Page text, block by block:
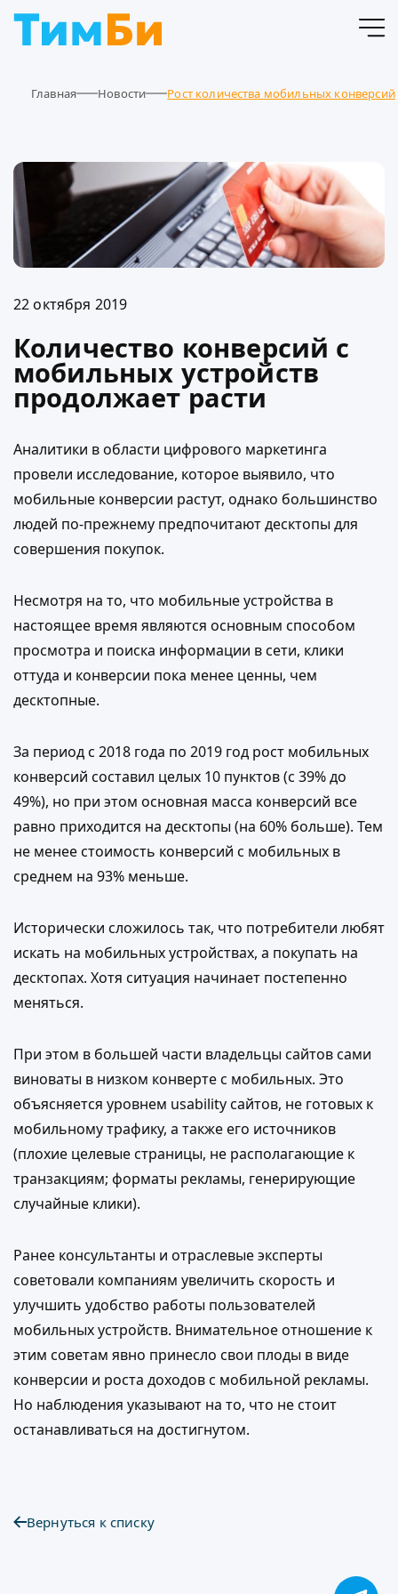
Главная Новости Рост количества мобильных конверсий
22 октября 2019
Количество конверсий с
мобильных устройств
продолжает расти
Аналитики в области цифрового маркетинга
провели исследование, которое выявило, что
мобильные конверсии растут, однако большинство
людей по-прежнему предпочитают десктопы для
совершения покупок.
Несмотря на то, что мобильные устройства в
настоящее время являются основным способом
просмотра и поиска информации в сети, клики
оттуда и конверсии пока менее ценны, чем
десктопные.
За период с 2018 года по 2019 год рост мобильных
конверсий составил целых 10 пунктов (с 39% до
49%), но при этом основная масса конверсий все
равно приходится на десктопы (на 60% больше). Тем
не менее стоимость конверсий с мобильных в
среднем на 93% меньше.
Исторически сложилось так, что потребители любят
искать на мобильных устройствах, а покупать на
десктопах. Хотя ситуация начинает постепенно
меняться.
При этом в большей части владельцы сайтов сами
виноваты в низком конверте с мобильных. Это
объясняется уровнем usability сайтов, не готовых к
мобильному трафику, а также его источников
(плохие целевые страницы, не располагающие к
транзакциям; форматы рекламы, генерирующие
случайные клики).
Ранее консультанты и отраслевые эксперты
советовали компаниям увеличить скорость и
улучшить удобство работы пользователей
мобильных устройств. Внимательное отношение к
этим советам явно принесло свои плоды в виде
конверсии и роста доходов с мобильной рекламы.
Но наблюдения указывают на то, что не стоит
останавливаться на достигнутом.
Вернуться к списку